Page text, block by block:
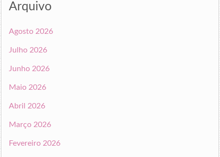
Arquivo
Agosto 2026
Julho 2026
Junho 2026
Maio 2026
Abril 2026
Março 2026
Fevereiro 2026